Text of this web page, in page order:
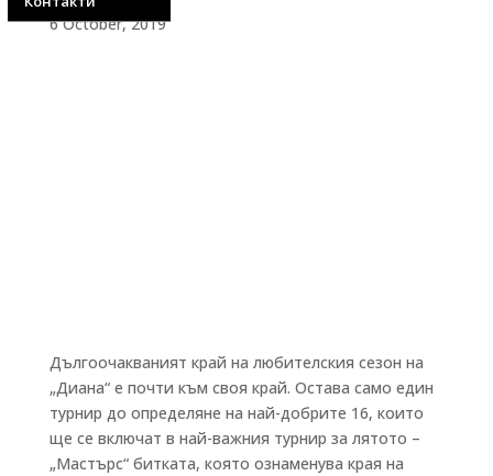
6 October, 2019
Дългоочакваният край на любителския сезон на
„Диана“ е почти към своя край. Остава само един
турнир до определяне на най-добрите 16, които
ще се включат в най-важния турнир за лятото –
„Мастърс“ битката, която ознаменува края на